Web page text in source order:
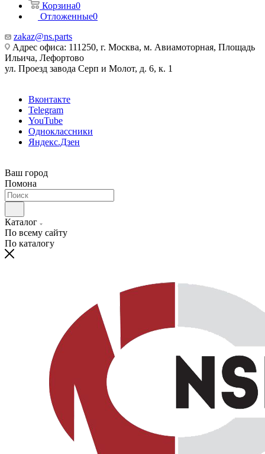
Корзина0
Отложенные0
zakaz@ns.parts
Адрес офиса: 111250, г. Москва, м. Авиамоторная, Площадь
Ильича, Лефортово
ул. Проезд завода Серп и Молот, д. 6, к. 1
Вконтакте
Telegram
YouTube
Одноклассники
Яндекс.Дзен
Ваш город
Помона
Каталог
По всему сайту
По каталогу